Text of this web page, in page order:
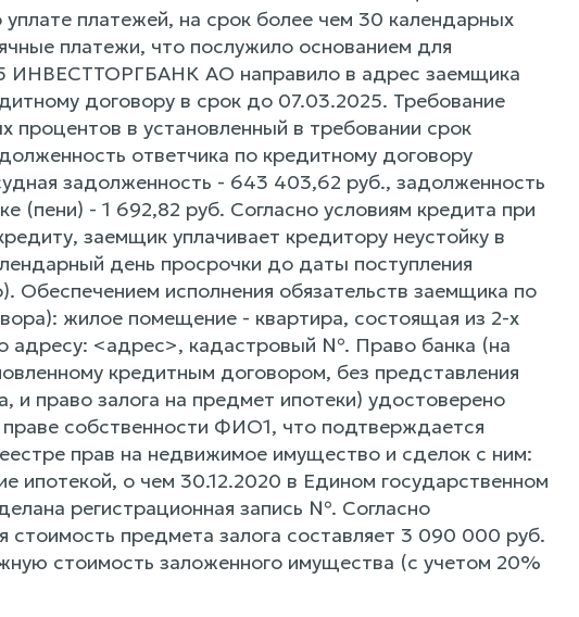
платежей, на срок более чем 30 календарных
платежи, что послужило основанием для
ИНВЕСТТОРГБАНК АО направило в адрес заемщика
договору в срок до 07.03.2025. Требование
процентов в установленный в требовании срок
ответчика по кредитному договору
задолженность - 643 403,62 руб., задолженность
(пени) - 1 692,82 руб. Согласно условиям кредита при
заемщик уплачивает кредитору неустойку в
день просрочки до даты поступления
Обеспечением исполнения обязательств заемщика по
жилое помещение - квартира, состоящая из 2-х
<адрес>, кадастровый №. Право банка (на
кредитным договором, без представления
и право залога на предмет ипотеки) удостоверено
собственности ФИО1, что подтверждается
прав на недвижимое имущество и сделок с ним:
ипотекой, о чем 30.12.2020 в Едином государственном
регистрационная запись №. Согласно
предмета залога составляет 3 090 000 руб.
стоимость заложенного имущества (с учетом 20%